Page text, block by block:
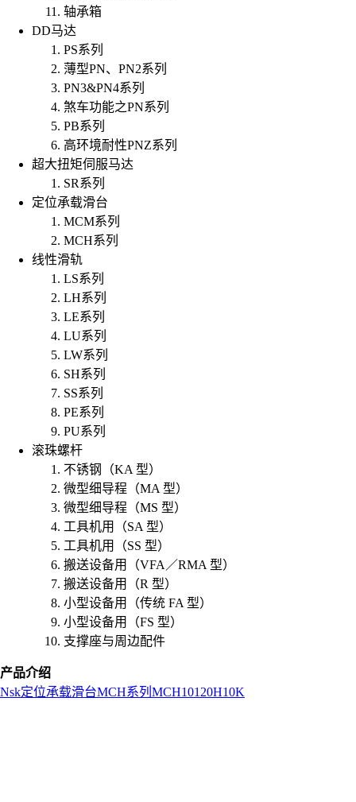
轴承箱
DD马达
PS系列
薄型PN、PN2系列
PN3&PN4系列
煞车功能之PN系列
PB系列
高环境耐性PNZ系列
超大扭矩伺服马达
SR系列
定位承载滑台
MCM系列
MCH系列
线性滑轨
LS系列
LH系列
LE系列
LU系列
LW系列
SH系列
SS系列
PE系列
PU系列
滚珠螺杆
不锈钢（KA 型）
微型细导程（MA 型）
微型细导程（MS 型）
工具机用（SA 型）
工具机用（SS 型）
搬送设备用（VFA／RMA 型）
搬送设备用（R 型）
小型设备用（传统 FA 型）
小型设备用（FS 型）
支撑座与周边配件
产品介绍
Nsk定位承载滑台MCH系列 MCH10120H10K